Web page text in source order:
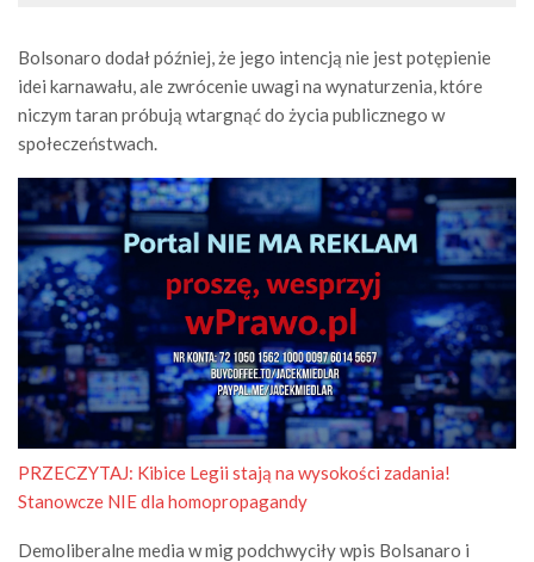
Bolsonaro dodał później, że jego intencją nie jest potępienie
idei karnawału, ale zwrócenie uwagi na wynaturzenia, które
niczym taran próbują wtargnąć do życia publicznego w
społeczeństwach.
PRZECZYTAJ: Kibice Legii stają na wysokości zadania!
Stanowcze NIE dla homopropagandy
Demoliberalne media w mig podchwyciły wpis Bolsanaro i